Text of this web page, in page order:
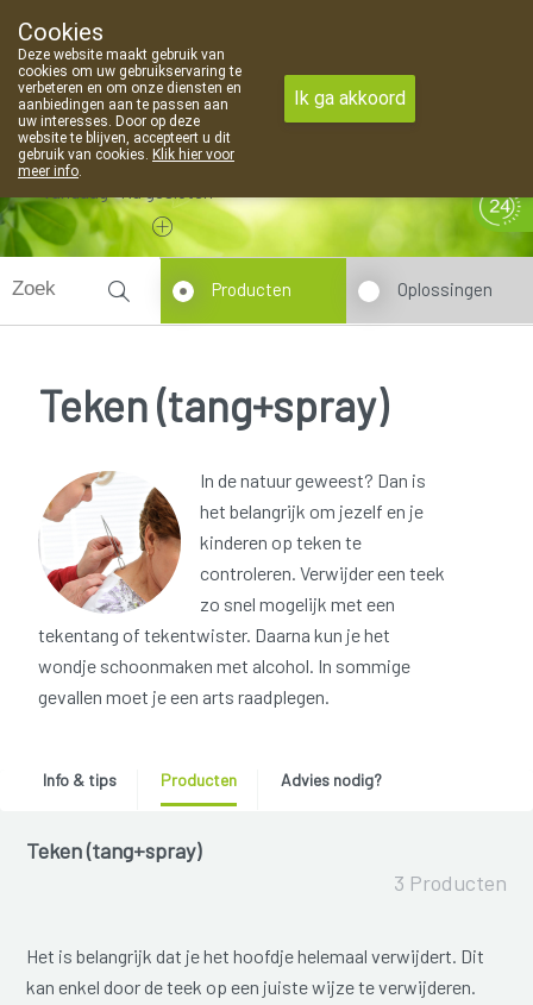
09 373 94 03
Producten Oplossingen
Teken (tang+spray)
In de natuur geweest? Dan is
het belangrijk om jezelf en je
kinderen op teken te
controleren. Verwijder een teek
zo snel mogelijk met een
tekentang of tekentwister. Daarna kun je het
wondje schoonmaken met alcohol. In sommige
gevallen moet je een arts raadplegen.
Info & tips Producten Advies nodig?
Teken (tang+spray)
3 Producten
Het is belangrijk dat je het hoofdje helemaal verwijdert. Dit
kan enkel door de teek op een juiste wijze te verwijderen.
Cookies
Deze website maakt gebruik van
cookies om uw gebruikservaring te
verbeteren en om onze diensten en
aanbiedingen aan te passen aan
uw interesses. Door op deze
website te blijven, accepteert u dit
gebruik van cookies. Klik hier voor
meer info.
Ik ga akkoord